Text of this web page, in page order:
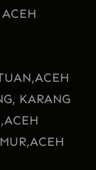
ACEH
KARANG
ACEH
ACEH